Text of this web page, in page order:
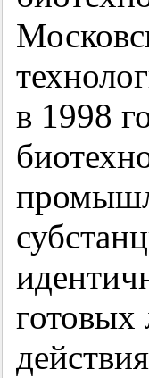
в 1998
готовых